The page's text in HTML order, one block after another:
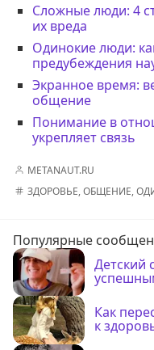
Сложные люди: 4
их вреда
Одинокие люди:
предубеждения
Экранное время:
общение
Понимание в
укрепляет связь
METANAUT.RU
ЗДОРОВЬЕ,ОБЩЕНИЕ,
Популярные
Детский
Как
к